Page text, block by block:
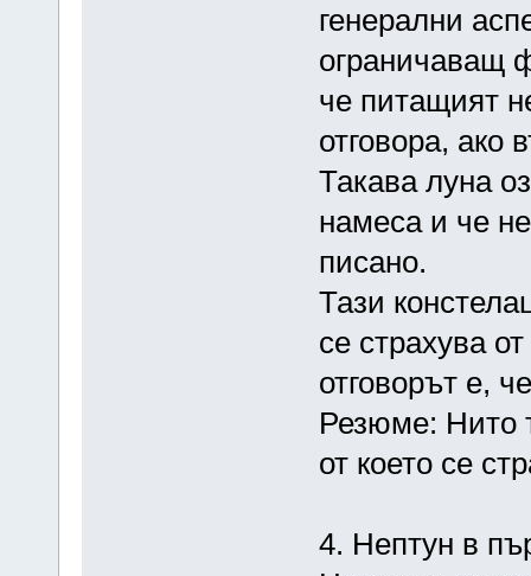
генерални
ограничаващ
че питащият
отговора, ако
Такава луна
намеса и че
писано.
Тази
се страхува
отговорът е,
Резюме: Нито
от което се
4. Нептун в